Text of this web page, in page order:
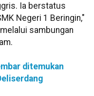
Ia berstatus
Negeri 1 Beringin,"
sambungan
ditemukan